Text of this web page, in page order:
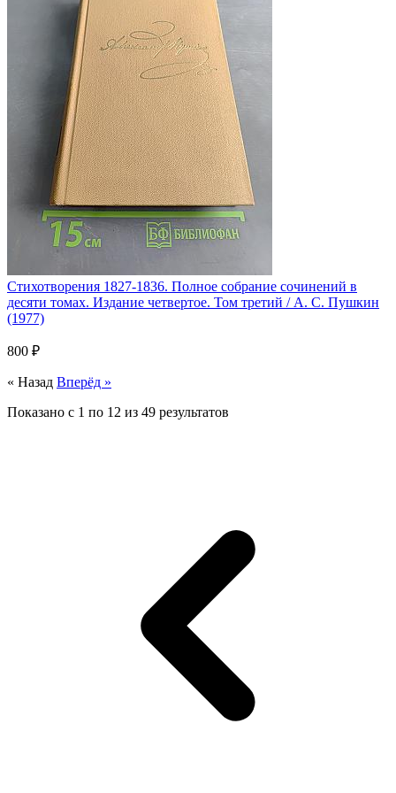
Стихотворения 1827-1836. Полное собрание сочинений в
десяти томах. Издание четвертое. Том третий / А. С. Пушкин
(1977)
800 ₽
« Назад Вперёд »
Показано с 1 по 12 из 49 результатов